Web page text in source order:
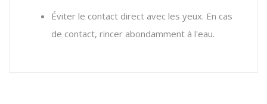
Éviter le contact direct avec les yeux. En cas
de contact, rincer abondamment à l'eau.